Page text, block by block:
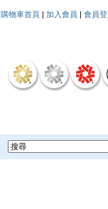
購物車首頁 | 加入會員 | 會員登